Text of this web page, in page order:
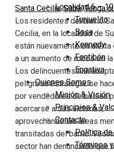
Localidad 6 – 10
Tunjuelito
Bosa
Kennedy
Fontibón
Engativa
Quienes Somos
Misión & Visión
Principios &
Contacto
Política
Términos
Santa Cecilia,Suba,Tenga
Los residentes del barrio
Cecilia, en la localidad de
están nuevamente en alerta
a un aumento de robos en
Los delincuentes han
peligrosa estrategia: se
por vendedores de bolsas
acercarse a sus víctimas,
aprovechando las áreas
transitadas del barrio.
sector han denunciado que